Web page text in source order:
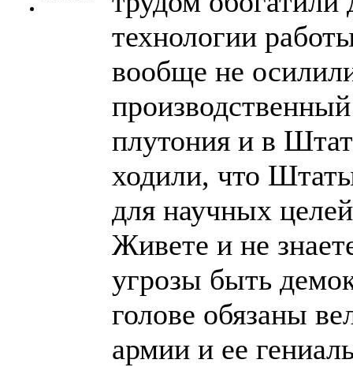
технологии
вообще не
плутония и в
ходили, что
для научных
Живете и не
угрозы быть
голове обязаны
армии и ее